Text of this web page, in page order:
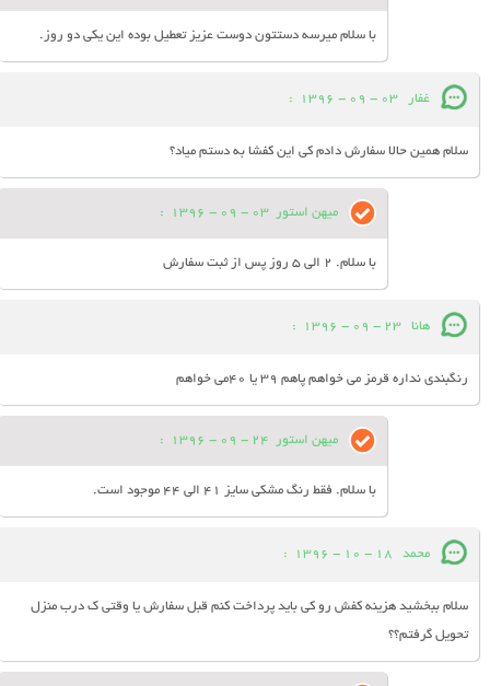
با سلام میرسه دستتون دوست عزیز تعطیل بوده این یکی دو روز.
غفار 03 - 09 - 1396
:
سلام همین حالا سفارش دادم کی این کفشا به دستم میاد؟
میهن استور 03 - 09 - 1396
:
با سلام. 2 الی 5 روز پس از ثبت سفارش
هانا 23 - 09 - 1396
:
رنگبندی نداره قرمز می خواهم پاهم 39 یا 40می خواهم
میهن استور 24 - 09 - 1396
:
با سلام. فقط رنگ مشکی سایز 41 الی 44 موجود است.
محمد 18 - 10 - 1396
:
سلام ببخشید هزینه کفش رو کی باید پرداخت کنم قبل سفارش یا وقتی ک درب منزل
تحویل گرفتم؟؟